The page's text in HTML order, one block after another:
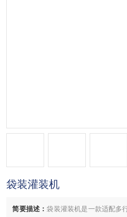
袋装灌装机
简要描述：袋装灌装机是一款适配多